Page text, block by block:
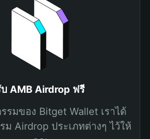
AMB Airdrop ฟรี
รมของ Bitget Wallet เราได้
ม Airdrop ประเภทต่างๆ ไว้ให้